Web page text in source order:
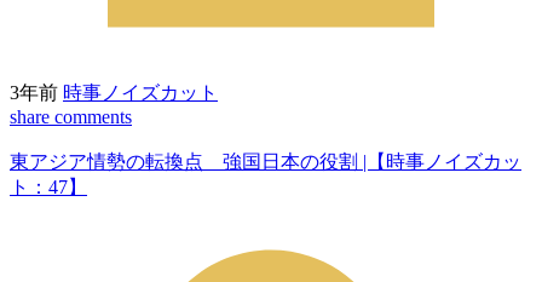
3年前 時事ノイズカット
share comments
東アジア情勢の転換点 強国日本の役割 |【時事ノイズカッ
ト：47】